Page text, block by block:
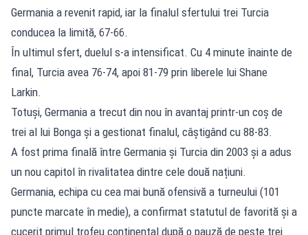
Germania a revenit rapid, iar la finalul sfertului trei Turcia
conducea la limită, 67-66.
În ultimul sfert, duelul s-a intensificat. Cu 4 minute înainte de
final, Turcia avea 76-74, apoi 81-79 prin liberele lui Shane
Larkin.
Totuși, Germania a trecut din nou în avantaj printr-un coș de
trei al lui Bonga și a gestionat finalul, câștigând cu 88-83.
A fost prima finală între Germania și Turcia din 2003 și a adus
un nou capitol în rivalitatea dintre cele două națiuni.
Germania, echipa cu cea mai bună ofensivă a turneului (101
puncte marcate în medie), a confirmat statutul de favorită și a
cucerit primul trofeu continental după o pauză de peste trei